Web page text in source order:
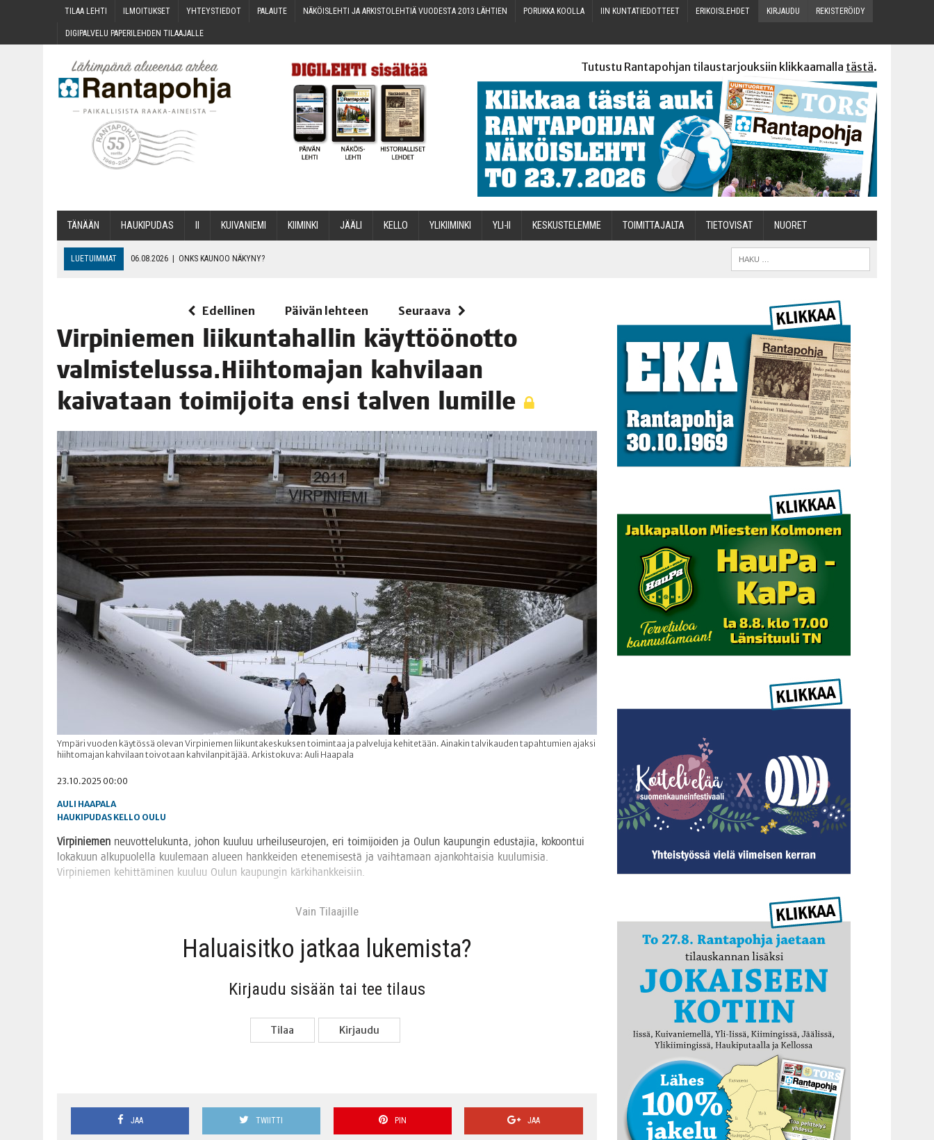
TILAA LEH­TI ILMOI­TUK­SET YHTEYS­TIE­DOT PALAU­TE NÄKÖIS­LEH­TI JA ARKIS­TO­LEH­TIÄ VUO­DES­TA 2013 LÄHTIEN PORUK­KA KOOLLA IIN KUN­TA­TIE­DOT­TEET ERI­KOIS­LEH­DET KIR­JAU­DU REKIS­TE­RÖI­DY
DIGI­PAL­VE­LU PAPE­RI­LEH­DEN TILAAJALLE
Tutustu Rantapohjan tilaustarjouksiin klikkaamalla tästä.
TÄNÄÄN HAU­KI­PU­DAS KUI­VA­NIE­MI KII­MIN­KI JÄÄ­LI KEL­LO YLI­KII­MIN­KI YLI-II KES­KUS­TE­LEM­ME TOI­MIT­TA­JAL­TA TIETOVISAT NUO­RET
LUETUIMMAT 06.08.2026 | ONKS KAU­NOO NÄKYNY?
OPIN­TOI­HIN KAN­SA­LAIS­OPIS­TOS­SA VOI SAA­DA AVUSTUSTA
06.08.2026 TOI­VEI­DEN KOTI IISTÄ!
06.08.2026 | KII­MIN­KI­PÄI­VÄT JÄR­JES­TE­TÄÄN PERIN­TEI­TÄ KUNNIOITTAEN
Edellinen Päivän lehteen Seuraava
Vir­pi­nie­men lii­kun­ta­hal­lin käyt­töön­ot­to
valmistelussa.Hiihtomajan kah­vi­laan
kai­va­taan toi­mi­joi­ta ensi tal­ven lumille
Ympäri vuoden käytössä olevan Virpiniemen liikuntakeskuksen toimintaa ja palveluja kehitetään. Ainakin talvikauden tapahtumien ajaksi
hiihtomajan kahvilaan toivotaan kahvilanpitäjää. Arkistokuva: Auli Haapala
23.10.2025 00:00
AULI HAAPALA
HAUKIPUDAS KELLO OULU
Vir­pi­nie­men neu­vot­te­lu­kun­ta, johon kuu­luu urhei­luseu­ro­jen, eri toi­mi­joi­den ja Oulun kau­pun­gin edus­ta­jia, kokoon­tui
loka­kuun alku­puo­lel­la kuu­le­maan alu­een hank­kei­den ete­ne­mi­ses­tä ja vaih­ta­maan ajan­koh­tai­sia kuu­lu­mi­sia.
Vir­pi­nie­men kehit­tä­mi­nen kuu­luu Oulun kau­pun­gin kärkihankkeisiin.
Vain Tilaa­jil­le
Haluai­sit­ko jat­kaa lukemista?
Kir­jau­du sisään tai tee tilaus
Tilaa Kir­jau­du
JAA TWIITTI PIN JAA